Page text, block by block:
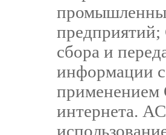
сбора и
информации с
применением
интернета.